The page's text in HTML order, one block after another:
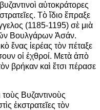
αὐτοκράτορες
Τὸ ἴδιο ἔπραξε
(1185-1195) σὲ μιὰ
Βουλγάρων Ἀσάν.
ἕνας ἱερέας τὸν πέταξε
οἱ ἐχθροί. Μετὰ ἀπὸ
βρήκαν καὶ ἔτσι πέρασε
Βυζαντινοὺς
ἐκστρατεῖες τὸν